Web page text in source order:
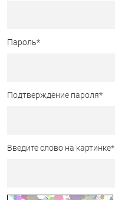
Пароль*
Подтверждение пароля*
Введите слово на картинке*